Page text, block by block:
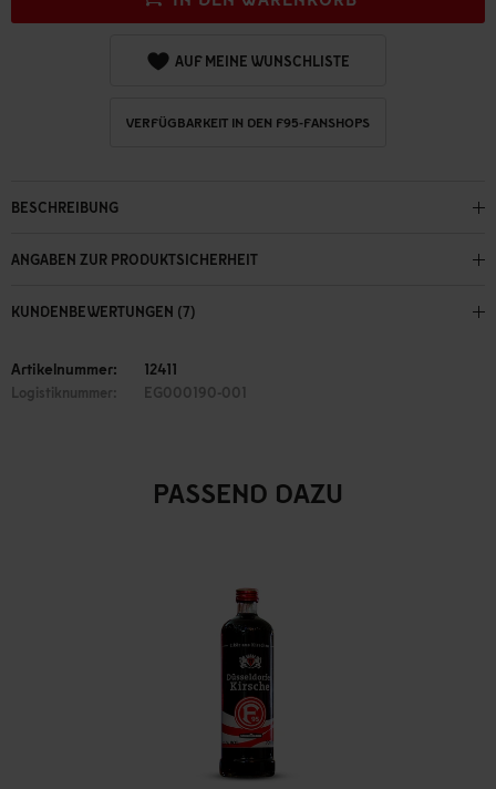
AUF MEINE WUNSCHLISTE
VERFÜGBARKEIT IN DEN F95-FANSHOPS
BESCHREIBUNG
ANGABEN ZUR PRODUKTSICHERHEIT
KUNDENBEWERTUNGEN (7)
Artikelnummer: 12411
Logistiknummer: EG000190-001
PASSEND DAZU